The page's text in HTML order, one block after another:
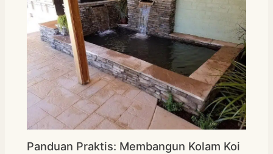
Panduan Praktis: Membangun Kolam Koi